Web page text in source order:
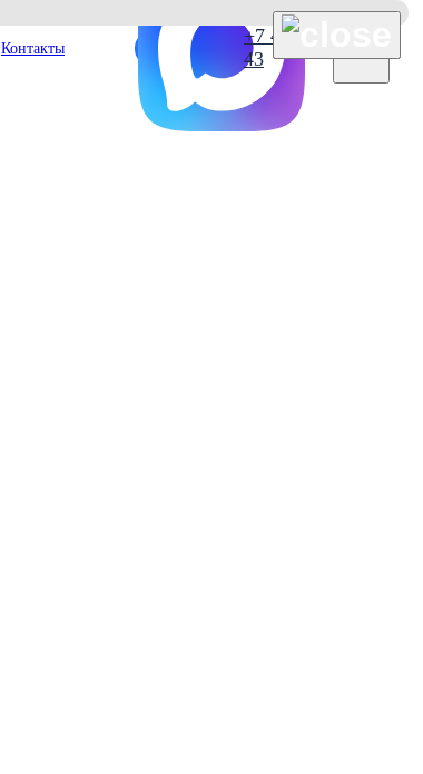
Контакты
+7 495 127 38
43
×